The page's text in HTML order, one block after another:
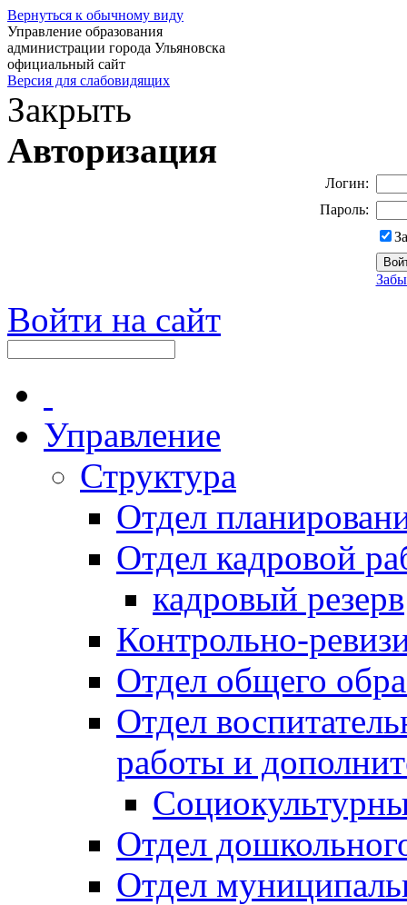
Вернуться к обычному виду
Управление образования
администрации города Ульяновска
официальный сайт
Версия для слабовидящих
Закрыть
Авторизация
Логин:
Пароль:
Войти на сайт
Управление
Структура
Отдел
Отдел кадровой
кадровый резерв
Контрольно-
Отдел общего
Отдел
работы и
Отдел
Отдел